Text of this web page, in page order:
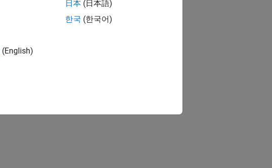
(English)
日本 (日本語)
한국 (한국어)